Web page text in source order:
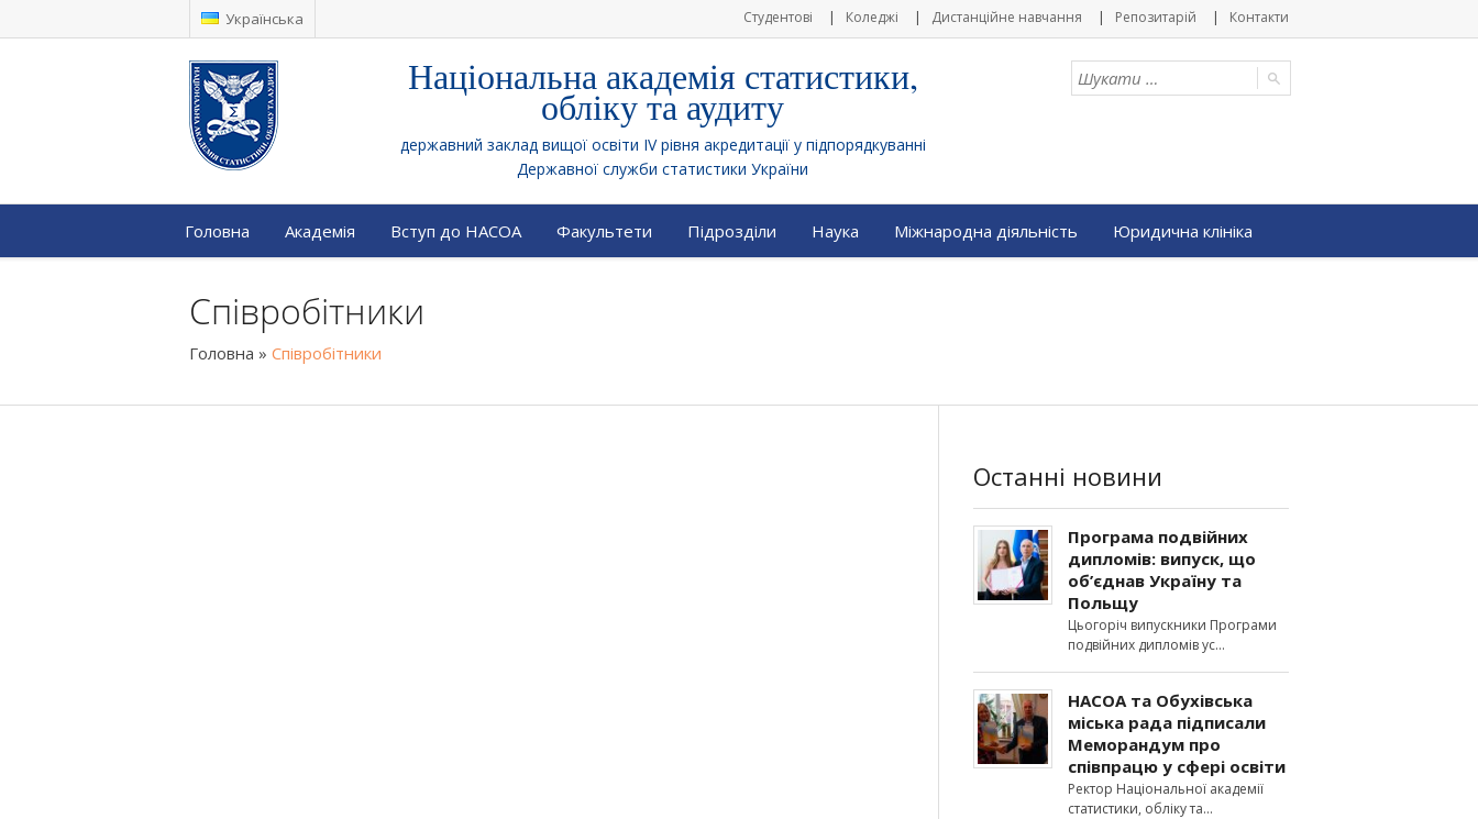
Українська Студентові Коледжі Дистанційне навчання Репозитарій Контакти
Національна академія статистики,
обліку та аудиту
державний заклад вищої освіти IV рівня акредитації у підпорядкуванні
Державної служби статистики України
Головна Академія Вступ до НАСОА Факультети Підрозділи Наука Міжнародна діяльність Юридична клініка
Співробітники
Головна » Співробітники
Останні новини
Програма подвійних
дипломів: випуск, що
об’єднав Україну та
Польщу
Цьогоріч випускники Програми
подвійних дипломів ус
НАСОА та Обухівська
міська рада підписали
Меморандум про
співпрацю у сфері освіти
Ректор Національної академії
статистики, обліку та